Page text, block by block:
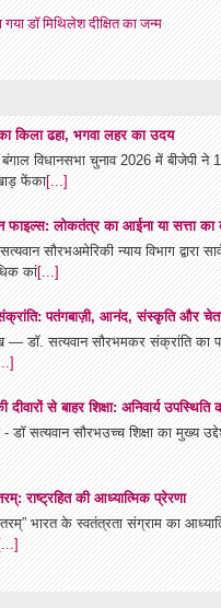
डॉ मिथिलेश दीक्षित का जन्म
किला ढहा, भगवा लहर का उदय
बंगाल विधानसभा चुनाव 2026 में बीजेपी
फेंका[...]
फाइल्स: लोकतंत्र का आईना या सत्ता
सौरभअमेरिकी न्याय विभाग
कां[...]
पतंगबाज़ी, आनंद, संस्कृति और
डॉ. सत्यवान सौरभमकर संक्रांति का
दीवारों से बाहर शिक्षा: अनिवार्य
सत्यवान सौरभउच्च शिक्षा का मुख्य
राष्ट्रहित की आध्यात्मिक प्रेरणा
भारत के स्वतंत्रता संग्राम का
[...]